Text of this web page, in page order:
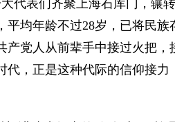
表们齐聚上海石库门，辗
平均年龄不过28岁，已将民
产党人从前辈手中接过火把
代，正是这种代际的信仰接